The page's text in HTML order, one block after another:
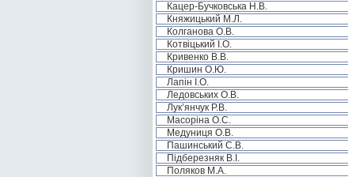
Кацер-Бучковська Н.В.
Княжицький М.Л.
Колганова О.В.
Котвіцький І.О.
Кривенко В.В.
Кришин О.Ю.
Лапін І.О.
Ледовських О.В.
Лук’янчук Р.В.
Масоріна О.С.
Медуниця О.В.
Пашинський С.В.
Підберезняк В.І.
Поляков М.А.